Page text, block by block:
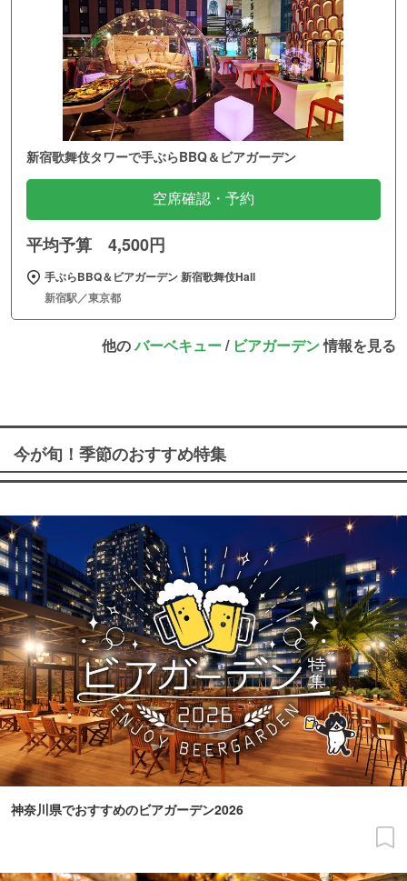
新宿歌舞伎タワーで手ぶらBBQ＆ビアガーデン
空席確認・予約
平均予算 4,500円
手ぶらBBQ＆ビアガーデン 新宿歌舞伎Hall
新宿駅／東京都
他のバーベキュー/ ビアガーデン情報を見る
今が旬！季節のおすすめ特集
神奈川県でおすすめのビアガーデン2026